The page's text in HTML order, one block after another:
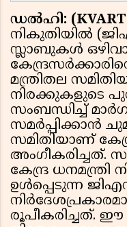
ഡൽഹി:
നികുതിയിൽ
സ്ലാബുകൾ
മന്ത്രിതല
നിരക്കുകളുടെ
സംബന്ധിച്ച്
സമർപ്പിക്കാൻ
സമിതിയാണ്
അംഗീകരിച്ചത്.
കേന്ദ്ര ധനമന്ത്രി
ഉൾപ്പെടുന്ന
രൂപീകരിച്ചത്. ഈ